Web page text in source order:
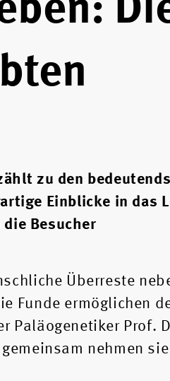
zu den
Einblicke in das
Besucher
Überreste
Funde ermöglichen
Paläogenetiker Prof.
nehmen